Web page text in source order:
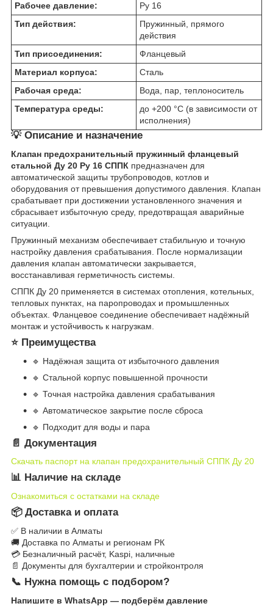
Рабочее давление:
Ру 16
Тип действия:
Пружинный, прямого
действия
Тип присоединения:
Фланцевый
Материал корпуса:
Сталь
Рабочая среда:
Вода, пар, теплоноситель
Температура среды:
до +200 °C (в зависимости от
исполнения)
💡 Описание и назначение
Клапан предохранительный пружинный фланцевый
стальной Ду 20 Ру 16 СППК предназначен для
автоматической защиты трубопроводов, котлов и
оборудования от превышения допустимого давления. Клапан
срабатывает при достижении установленного значения и
сбрасывает избыточную среду, предотвращая аварийные
ситуации.
Пружинный механизм обеспечивает стабильную и точную
настройку давления срабатывания. После нормализации
давления клапан автоматически закрывается,
восстанавливая герметичность системы.
СППК Ду 20 применяется в системах отопления, котельных,
тепловых пунктах, на паропроводах и промышленных
объектах. Фланцевое соединение обеспечивает надёжный
монтаж и устойчивость к нагрузкам.
⭐ Преимущества
🔹 Надёжная защита от избыточного давления
🔹 Стальной корпус повышенной прочности
🔹 Точная настройка давления срабатывания
🔹 Автоматическое закрытие после сброса
🔹 Подходит для воды и пара
📄 Документация
Скачать паспорт на клапан предохранительный СППК Ду 20
📊 Наличие на складе
Ознакомиться с остатками на складе
📦 Доставка и оплата
✅ В наличии в Алматы
🚚 Доставка по Алматы и регионам РК
💳 Безналичный расчёт, Kaspi, наличные
📄 Документы для бухгалтерии и стройконтроля
📞 Нужна помощь с подбором?
Напишите в WhatsApp — подберём давление